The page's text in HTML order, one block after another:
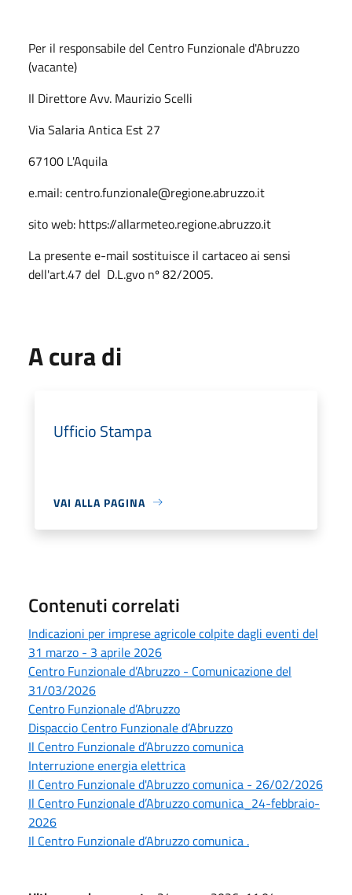
Per il responsabile del Centro Funzionale d'Abruzzo
(vacante)
Il Direttore Avv. Maurizio Scelli
Via Salaria Antica Est 27
67100 L'Aquila
e.mail: centro.funzionale@regione.abruzzo.it
sito web: https://allarmeteo.regione.abruzzo.it
La presente e-mail sostituisce il cartaceo ai sensi
dell'art.47 del D.L.gvo nº 82/2005.
A cura di
Ufficio Stampa
VAI ALLA PAGINA
Contenuti correlati
Indicazioni per imprese agricole colpite dagli eventi del
31 marzo - 3 aprile 2026
Centro Funzionale d’Abruzzo - Comunicazione del
31/03/2026
Centro Funzionale d’Abruzzo
Dispaccio Centro Funzionale d’Abruzzo
Il Centro Funzionale d’Abruzzo comunica
Interruzione energia elettrica
Il Centro Funzionale d'Abruzzo comunica - 26/02/2026
Il Centro Funzionale d’Abruzzo comunica_24-febbraio-
2026
Il Centro Funzionale d’Abruzzo comunica .